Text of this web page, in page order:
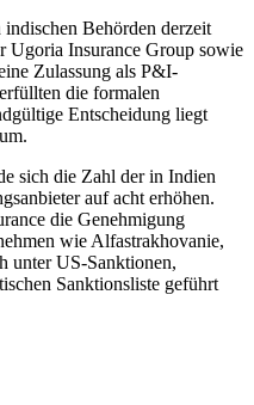
Behörden derzeit
Ugoria Insurance Group sowie
Zulassung als P&I-
die formalen
Entscheidung liegt
sich die Zahl der in Indien
auf acht erhöhen.
die Genehmigung
wie Alfastrakhovanie,
unter US-Sanktionen,
Sanktionsliste geführt